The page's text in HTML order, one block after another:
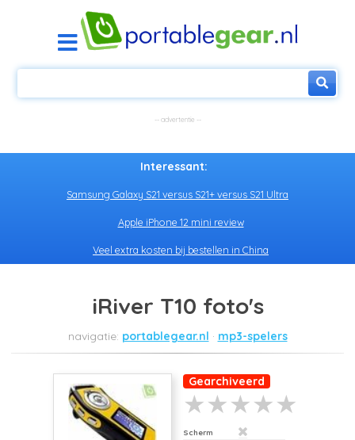
Interessant:
Samsung Galaxy S21 versus S21+ versus S21 Ultra
Apple iPhone 12 mini review
Veel extra kosten bij bestellen in China
iRiver T10 foto's
portablegear.nl mp3-spelers
Gearchiveerd
Scherm